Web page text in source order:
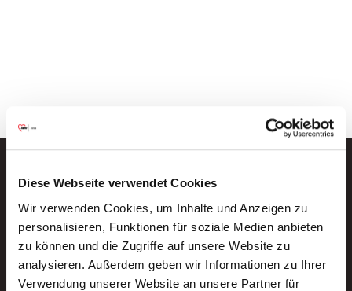
Diese Webseite verwendet Cookies
Wir verwenden Cookies, um Inhalte und Anzeigen zu
personalisieren, Funktionen für soziale Medien anbieten
zu können und die Zugriffe auf unsere Website zu
analysieren. Außerdem geben wir Informationen zu Ihrer
Verwendung unserer Website an unsere Partner für
Neue Stellen per E-Mail.
Ein kostenloser Service von AWO
Jobs.